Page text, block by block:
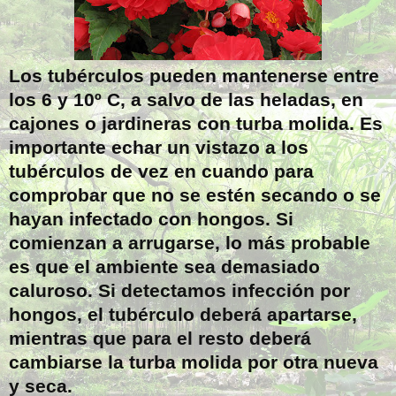
Los tubérculos pueden mantenerse entre
los 6 y 10º C, a salvo de las heladas, en
cajones o jardineras con turba molida. Es
importante echar un vistazo a los
tubérculos de vez en cuando para
comprobar que no se estén secando o se
hayan infectado con hongos. Si
comienzan a arrugarse, lo más probable
es que el ambiente sea demasiado
caluroso. Si detectamos infección por
hongos, el tubérculo deberá apartarse,
mientras que para el resto deberá
cambiarse la turba molida por otra nueva
y seca.